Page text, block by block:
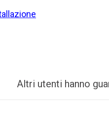
Altri utenti hanno